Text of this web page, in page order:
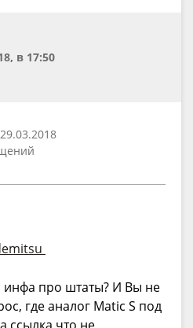
в 17:50
инфа про штаты? И Вы не
где аналог Matic S под